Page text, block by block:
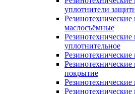
уплотнители
маслосъёмные
уплотнительное
покрытие